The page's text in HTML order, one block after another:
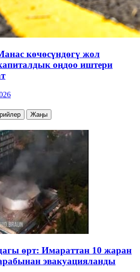
көчөсүндөгү жол
оңдоо иштери
Жаңы
өрт: Имараттан 10 жаран
эвакуацияланды